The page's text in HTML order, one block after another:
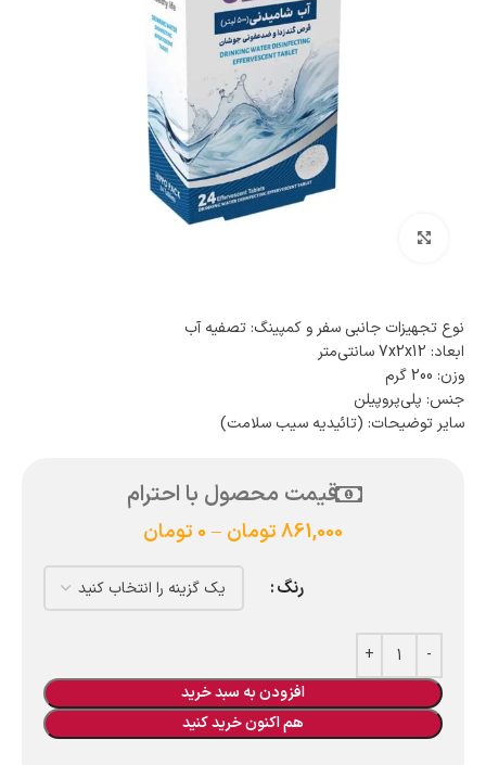
نوع تجهیزات جانبی سفر و کمپینگ: تصفیه آب
ابعاد: 7x2x12 سانتی‌متر
وزن: 200 گرم
جنس: پلی‌پروپیلن
سایر توضیحات: (تائیدیه سیب سلامت)
قیمت محصول با احترام
861,000تومان –
0 تومان
رنگ
افزودن به سبد خرید
هم اکنون خرید کنید